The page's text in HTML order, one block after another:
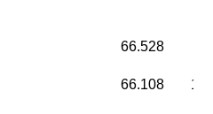
66.528
66.108